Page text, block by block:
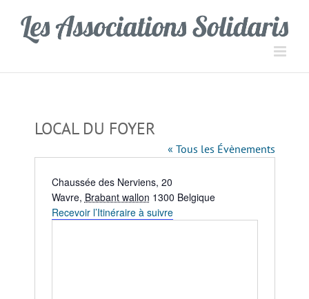
contenu
LOCAL DU FOYER
« Tous les Évènements
Adresse
Chaussée des Nerviens, 20
Wavre, Brabant wallon 1300 Belgique
Recevoir l’Itinéraire à suivre